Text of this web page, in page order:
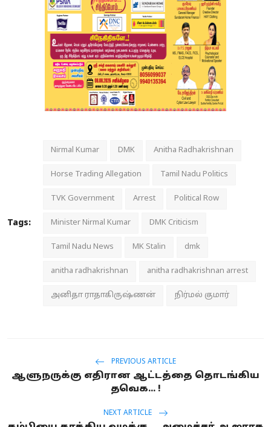
Tags:
Nirmal Kumar DMK Anitha Radhakrishnan
Horse Trading Allegation Tamil Nadu Politics
TVK Government Arrest Political Row
Minister Nirmal Kumar DMK Criticism
Tamil Nadu News MK Stalin dmk
anitha radhakrishnan anitha radhakrishnan arrest
அனிதா ராதாகிருஷ்ணன் நிர்மல் குமார்
PREVIOUS ARTICLE
ஆளுநருக்கு எதிரான ஆட்டத்தை தொடங்கிய
தவெக... !
NEXT ARTICLE